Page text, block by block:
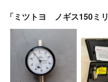
「ミツトヨ ノギス150ミ